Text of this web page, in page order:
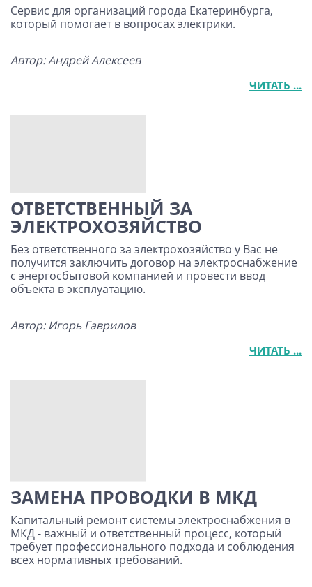
Сервис для организаций города Екатеринбурга,
который помогает в вопросах электрики.
Автор: Андрей Алексеев
ЧИТАТЬ ...
ОТВЕТСТВЕННЫЙ ЗА
ЭЛЕКТРОХОЗЯЙСТВО
Без ответственного за электрохозяйство у Вас не
получится заключить договор на электроснабжение
с энергосбытовой компанией и провести ввод
объекта в эксплуатацию.
Автор: Игорь Гаврилов
ЧИТАТЬ ...
ЗАМЕНА ПРОВОДКИ В МКД
Капитальный ремонт системы электроснабжения в
МКД - важный и ответственный процесс, который
требует профессионального подхода и соблюдения
всех нормативных требований.